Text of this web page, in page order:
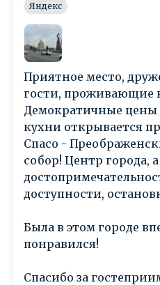
Яндекс
Приятное место,
гости, проживающие
Демократичные цены
кухни открывается
Спасо -
собор! Центр города,
доступности,
Была в этом городе
понравился!
Спасибо за